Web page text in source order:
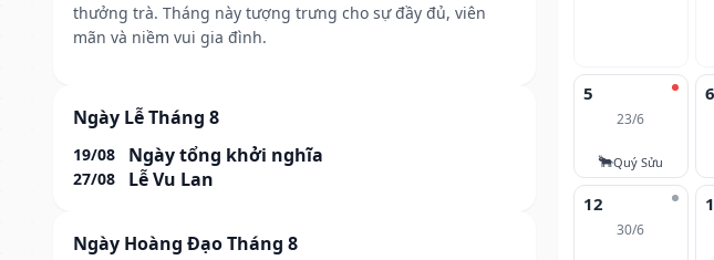
thưởng trà. Tháng này tượng trưng cho sự đầy đủ, viên
mãn và niềm vui gia đình.
Ngày Lễ Tháng 8
19/08 Ngày tổng khởi nghĩa
27/08 Lễ Vu Lan
Ngày Hoàng Đạo Tháng 8
5
23/6
🐂Quý Sửu
6
12
30/6